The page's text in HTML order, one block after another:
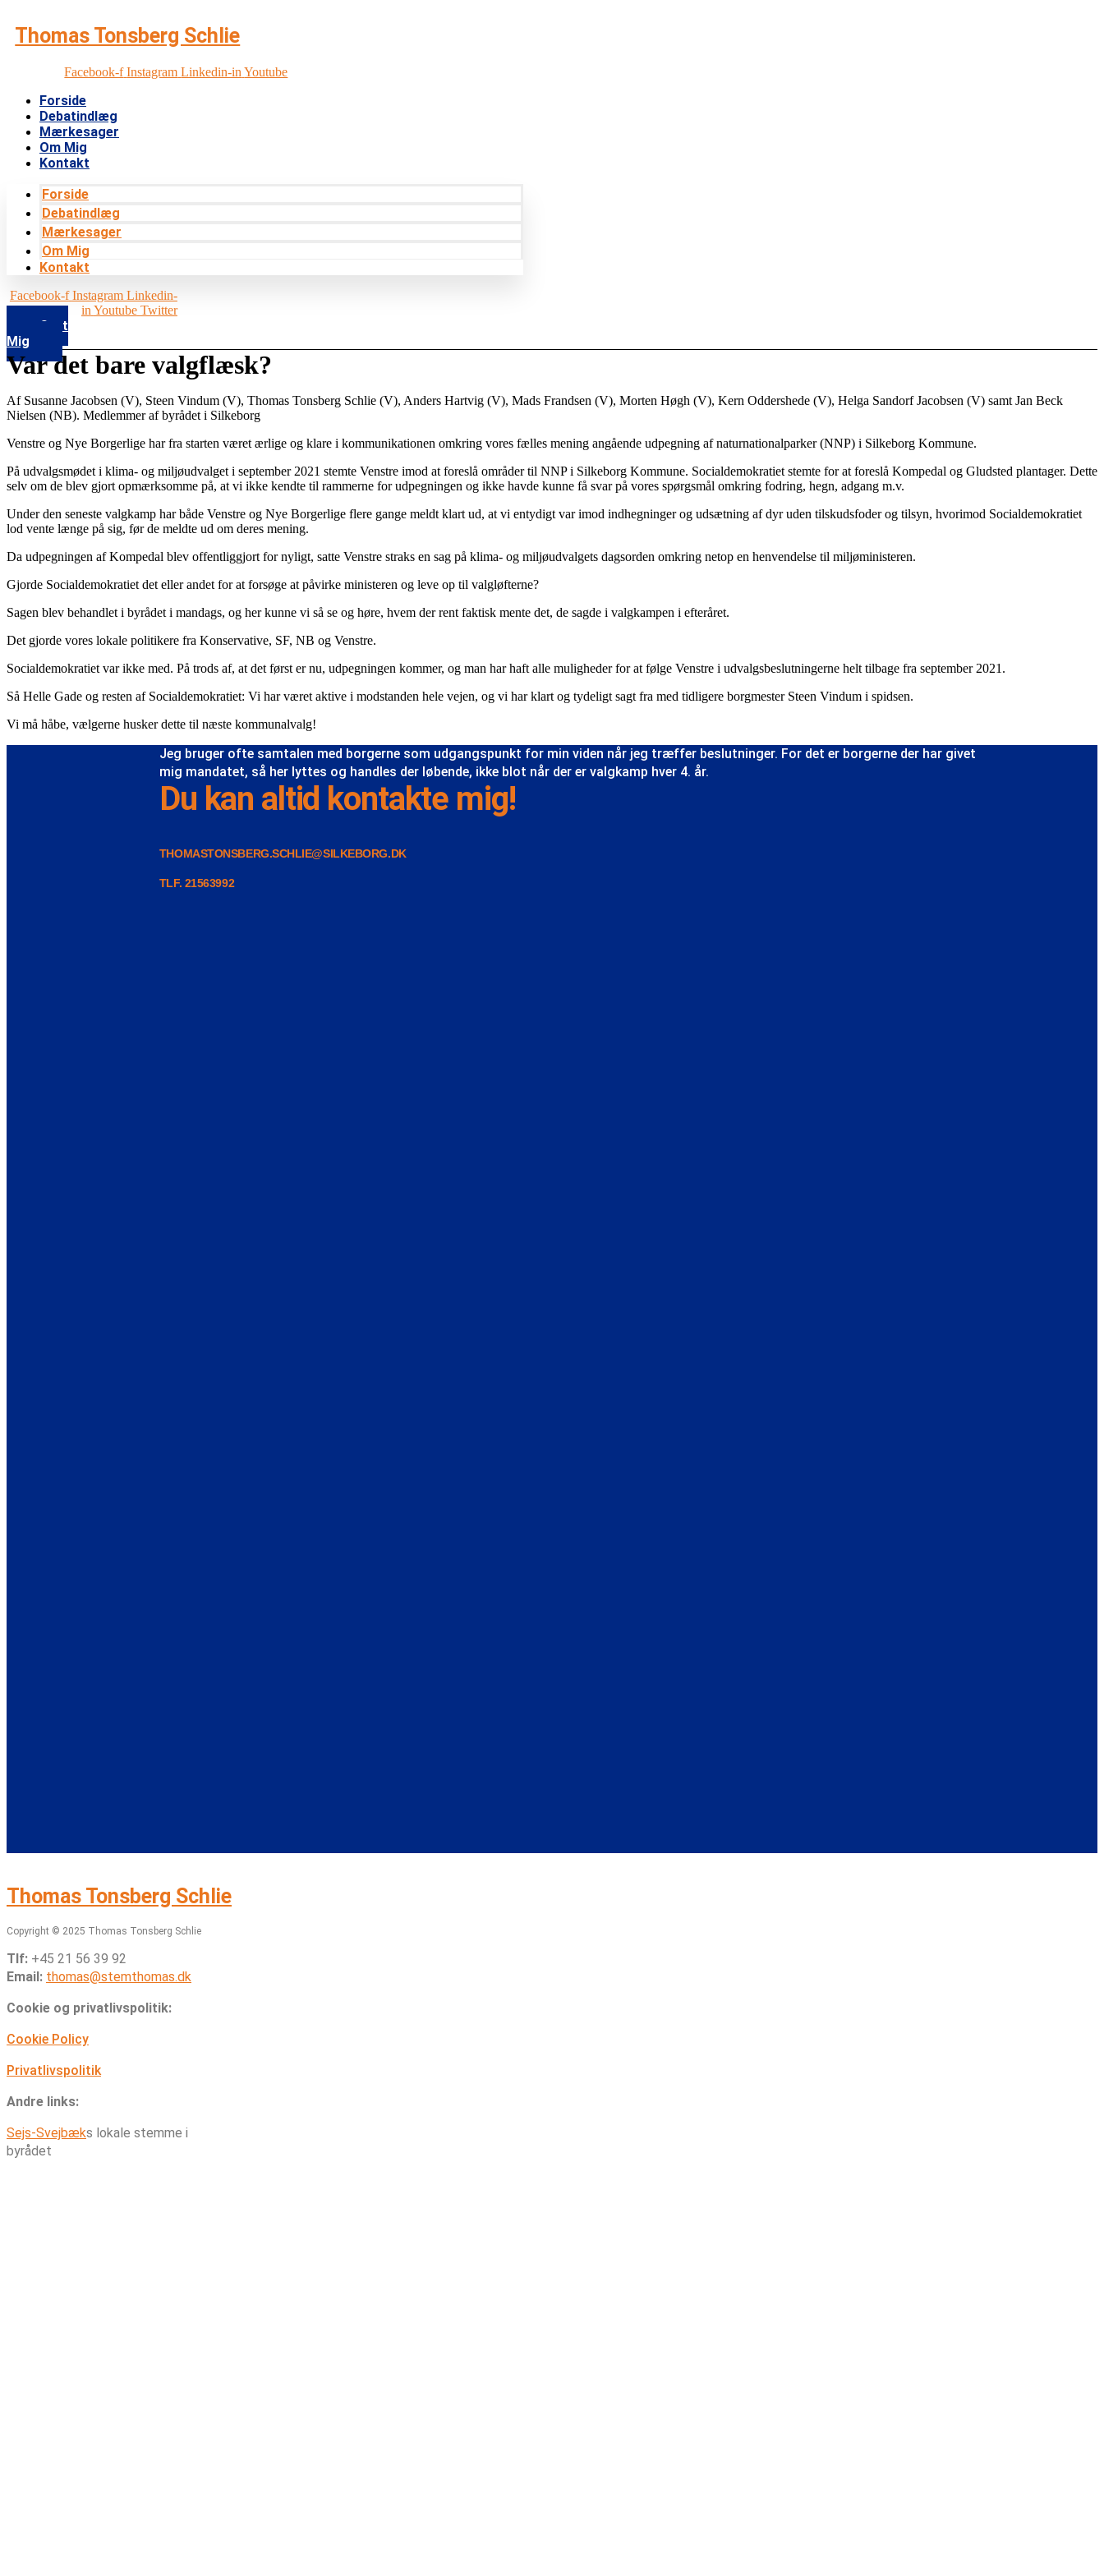
indhold
Thomas Tonsberg Schlie
Facebook-f Instagram Linkedin-in Youtube
Forside
Debatindlæg
Mærkesager
Om Mig
Kontakt
Forside
Debatindlæg
Mærkesager
Om Mig
Kontakt
Facebook-f Instagram Linkedin-
in Youtube Twitter
Støt
Mig
Var det bare valgflæsk?
Af Susanne Jacobsen (V), Steen Vindum (V), Thomas Tonsberg Schlie (V), Anders Hartvig (V), Mads Frandsen (V), Morten Høgh (V), Kern Oddershede (V), Helga Sandorf Jacobsen (V) samt Jan Beck
Nielsen (NB). Medlemmer af byrådet i Silkeborg
Venstre og Nye Borgerlige har fra starten været ærlige og klare i kommunikationen omkring vores fælles mening angående udpegning af naturnationalparker (NNP) i Silkeborg Kommune.
På udvalgsmødet i klima- og miljøudvalget i september 2021 stemte Venstre imod at foreslå områder til NNP i Silkeborg Kommune. Socialdemokratiet stemte for at foreslå Kompedal og Gludsted plantager. Dette
selv om de blev gjort opmærksomme på, at vi ikke kendte til rammerne for udpegningen og ikke havde kunne få svar på vores spørgsmål omkring fodring, hegn, adgang m.v.
Under den seneste valgkamp har både Venstre og Nye Borgerlige flere gange meldt klart ud, at vi entydigt var imod indhegninger og udsætning af dyr uden tilskudsfoder og tilsyn, hvorimod Socialdemokratiet
lod vente længe på sig, før de meldte ud om deres mening.
Da udpegningen af Kompedal blev offentliggjort for nyligt, satte Venstre straks en sag på klima- og miljøudvalgets dagsorden omkring netop en henvendelse til miljøministeren.
Gjorde Socialdemokratiet det eller andet for at forsøge at påvirke ministeren og leve op til valgløfterne?
Sagen blev behandlet i byrådet i mandags, og her kunne vi så se og høre, hvem der rent faktisk mente det, de sagde i valgkampen i efteråret.
Det gjorde vores lokale politikere fra Konservative, SF, NB og Venstre.
Socialdemokratiet var ikke med. På trods af, at det først er nu, udpegningen kommer, og man har haft alle muligheder for at følge Venstre i udvalgsbeslutningerne helt tilbage fra september 2021.
Så Helle Gade og resten af Socialdemokratiet: Vi har været aktive i modstanden hele vejen, og vi har klart og tydeligt sagt fra med tidligere borgmester Steen Vindum i spidsen.
Vi må håbe, vælgerne husker dette til næste kommunalvalg!
Jeg bruger ofte samtalen med borgerne som udgangspunkt for min viden når jeg træffer beslutninger. For det er borgerne der har givet
mig mandatet, så her lyttes og handles der løbende, ikke blot når der er valgkamp hver 4. år.
Du kan altid kontakte mig!
THOMASTONSBERG.SCHLIE@SILKEBORG.DK
TLF. 21563992
Thomas Tonsberg Schlie
Copyright © 2025 Thomas Tonsberg Schlie
Tlf: +45 21 56 39 92
Email: thomas@stemthomas.dk
Cookie og privatlivspolitik:
Cookie Policy
Privatlivspolitik
Andre links:
Sejs-Svejbæks lokale stemme i
byrådet